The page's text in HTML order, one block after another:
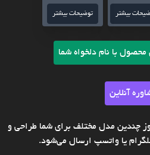
بیشتر توضیحات بیشتر
با نام دلخواه شما
آنلاین
چندین مدل مختلف برای شما طراحی و
یا واتسپ ارسال می‌شود.